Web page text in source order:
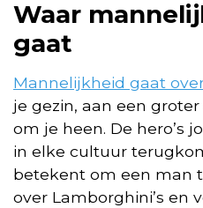
Waar
gaat
Mannelijkheid gaat
je gezin, aan een
om je heen. De hero’s
in elke cultuur
betekent om een man
over Lamborghini’s en